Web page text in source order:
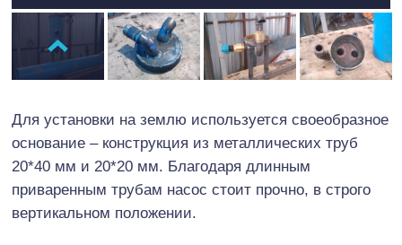
Для установки на землю используется своеобразное
основание – конструкция из металлических труб
20*40 мм и 20*20 мм. Благодаря длинным
приваренным трубам насос стоит прочно, в строго
вертикальном положении.